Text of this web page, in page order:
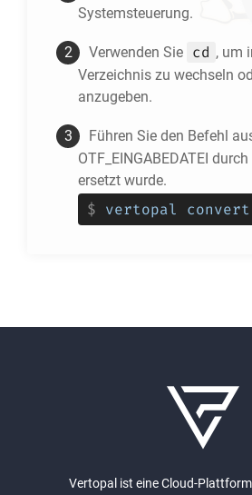
Systemsteuerung.
Verwenden Sie cd , um
Verzeichnis zu wechseln
anzugeben.
Führen Sie den Befehl
OTF_EINGABEDATEI
ersetzt wurde.
$ vertopal convert
Vertopal ist eine Cloud-